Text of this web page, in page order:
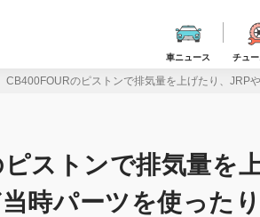
車ニュース チュ
CB400FOURのピストンで排気量を上げたり、JRP
ストンで排気量を上
時パーツを使った